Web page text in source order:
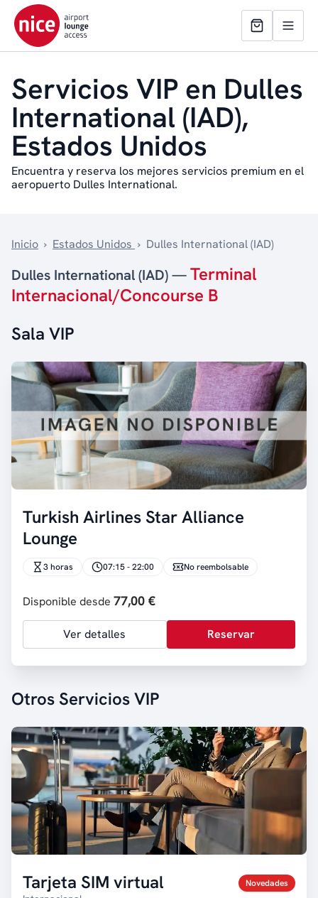
Servicios VIP en Dulles
International (IAD),
Estados Unidos
Encuentra y reserva los mejores servicios premium en el
aeropuerto Dulles International.
Inicio › Estados Unidos › Dulles International (IAD)
Dulles International (IAD) —Terminal
Internacional/Concourse B
Sala VIP
Turkish Airlines Star Alliance
Lounge
3 horas 07:15 - 22:00 No reembolsable
Disponible desde 77,00 €
Ver detalles Reservar
Otros Servicios VIP
Tarjeta SIM virtual Novedades